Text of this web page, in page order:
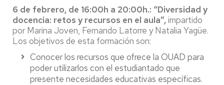
6 de febrero, de 16:00h a 20:00h.: “Diversidad y
docencia: retos y recursos en el aula”,impartido
por Marina Joven, Fernando Latorre y Natalia Yagüe.
Los objetivos de esta formación son:
Conocer los recursos que ofrece la OUAD para
poder utilizarlos con el estudiantado que
presente necesidades educativas específicas.